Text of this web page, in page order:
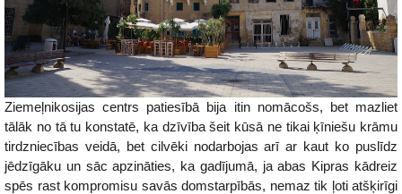
Ziemeļnikosijas centrs patiesībā bija itin nomācošs, bet mazliet
tālāk no tā tu konstatē, ka dzīvība šeit kūsā ne tikai ķīniešu krāmu
tirdzniecības veidā, bet cilvēki nodarbojas arī ar kaut ko puslīdz
jēdzīgāku un sāc apzināties, ka gadījumā, ja abas Kipras kādreiz
spēs rast kompromisu savās domstarpībās, nemaz tik ļoti atšķirīgi